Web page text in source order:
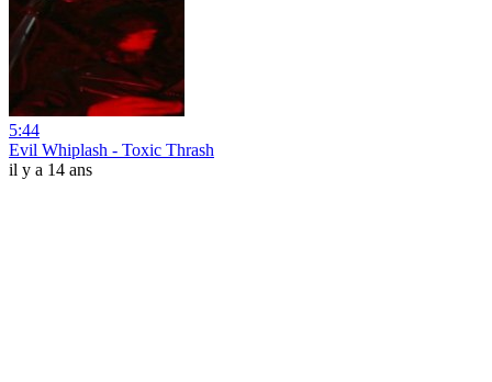
5:44
Evil Whiplash - Toxic Thrash
il y a 14 ans